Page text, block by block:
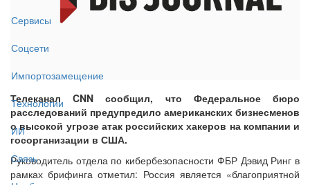
Сервисы
Соцсети
Импортозамещение
Технологии
ИИ
Связь
Телеканал CNN сообщил, что Федеральное бюро
расследований предупредило американских бизнесменов
о высокой угрозе атак российских хакеров на компании и
госорганизации в США.
Руководитель отдела по кибербезопасности ФБР Дэвид Ринг в
рамках брифинга отметил: Россия является «благоприятной